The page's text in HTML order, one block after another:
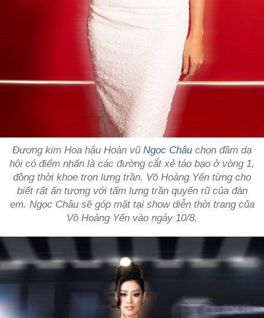
Đương kim Hoa hậu Hoàn vũ Ngọc Châu chọn đầm dạ
hội có điểm nhấn là các đường cắt xẻ táo bạo ở vòng 1,
đồng thời khoe trọn lưng trần. Võ Hoàng Yến từng cho
biết rất ấn tượng với tấm lưng trần quyến rũ của đàn
em. Ngọc Châu sẽ góp mặt tại show diễn thời trang của
Võ Hoàng Yến vào ngày 10/8.